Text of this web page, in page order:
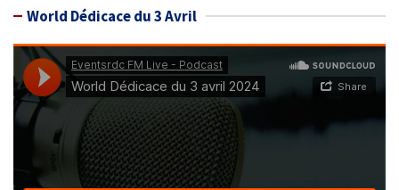
World Dédicace du 3 Avril